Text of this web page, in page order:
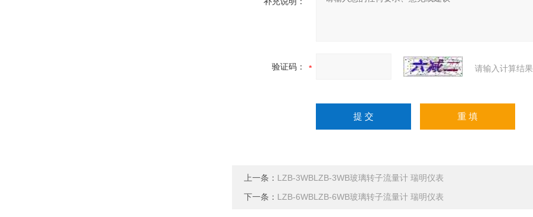
验证码： 请输入计算结
上一条： LZB-3WBLZB-3WB玻璃转子流量计 瑞明仪表
下一条： LZB-6WBLZB-6WB玻璃转子流量计 瑞明仪表